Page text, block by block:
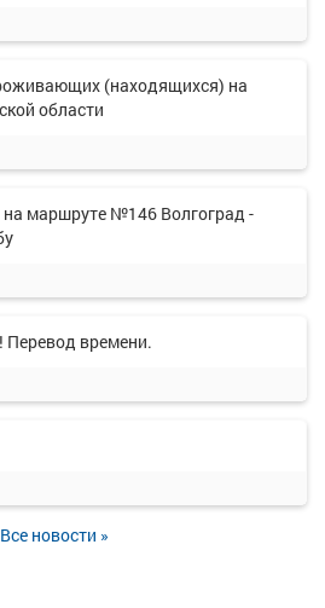
(находящихся) на
области
на маршруте №146 Волгоград -
времени.
Все новости »